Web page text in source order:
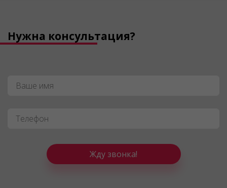
Нужна консультация?
Имя*
Телефон *
Жду звонка!